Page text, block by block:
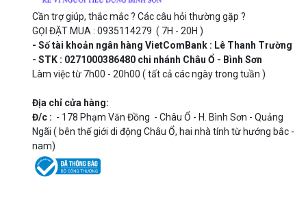
Cần trợ giúp, thắc mắc ? Các câu hỏi thường gặp ?
GỌI ĐẶT MUA : 0935114279 ( 7H - 20H )
- Số tài khoản ngân hàng VietComBank : Lê Thanh Trường
- STK : 0271000386480 chi nhánh Châu Ổ - Bình Sơn
Làm việc từ 7h00 - 20h00 ( tất cả các ngày trong tuần )
Địa chỉ cửa hàng:
Đ/c : - 178 Phạm Văn Đồng - Châu Ổ - H. Bình Sơn - Quảng
Ngãi ( bên thế giới di động Châu Ổ, hai nhà tính từ hướng bắc -
nam)